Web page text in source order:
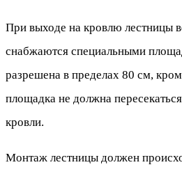
При выходе на кровлю лестницы
снабжаются специальными
разрешена в пределах 80 см,
площадка не должна
кровли.
Монтаж лестницы должен